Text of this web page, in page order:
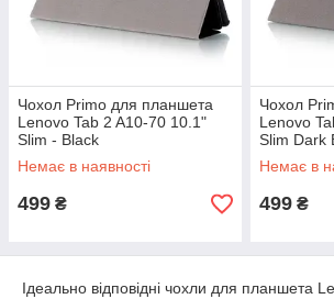
Чохол Primo для планшета
Lenovo Tab 2 A10-70 10.1"
Slim - Black
Немає в наявності
499 ₴
Чохол
Lenovo
Slim Dark
Немає в
499 ₴
Ідеально відповідні чохли для планшета